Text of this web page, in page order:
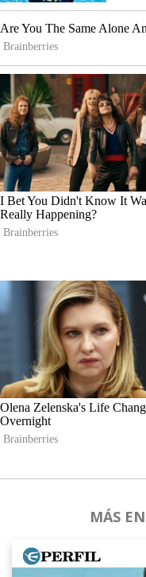
MÁS EN